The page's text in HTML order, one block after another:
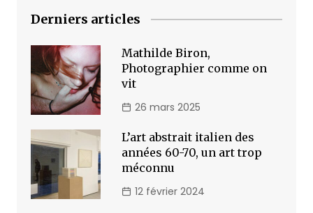
Derniers articles
Mathilde Biron,
Photographier comme on
vit
26 mars 2025
L’art abstrait italien des
années 60-70, un art trop
méconnu
12 février 2024